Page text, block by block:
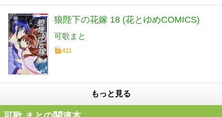
狼陛下の花嫁 18 (花とゆめCOMICS)
可歌まと
411
もっと見る